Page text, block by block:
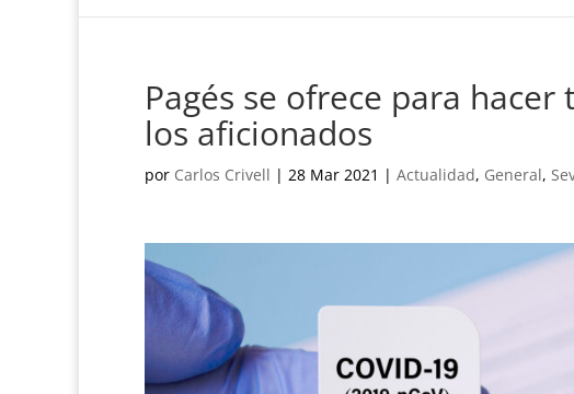
Pagés se ofrece para
los aficionados
por Carlos Crivell | 28 Mar 2021 | Actualidad, General,